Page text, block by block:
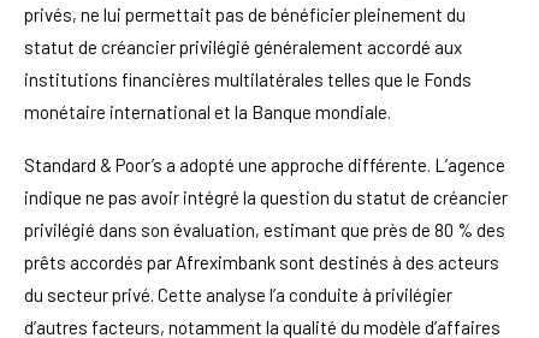
privés, ne lui permettait pas de bénéficier pleinement du
statut de créancier privilégié généralement accordé aux
institutions financières multilatérales telles que le Fonds
monétaire international et la Banque mondiale.
Standard & Poor’s a adopté une approche différente. L’agence
indique ne pas avoir intégré la question du statut de créancier
privilégié dans son évaluation, estimant que près de 80 % des
prêts accordés par Afreximbank sont destinés à des acteurs
du secteur privé. Cette analyse l’a conduite à privilégier
d’autres facteurs, notamment la qualité du modèle d’affaires